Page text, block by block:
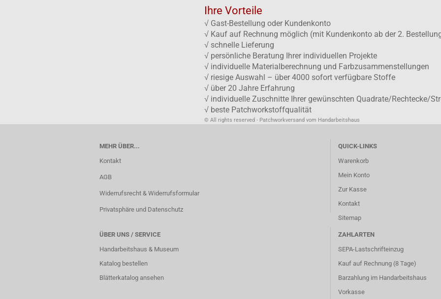
Ihre Vorteile
√ Gast-Bestellung oder Kundenkonto
√ Kauf auf Rechnung möglich (mit Kundenkonto ab der 2.
√ schnelle Lieferung
√ persönliche Beratung Ihrer individuellen Projekte
√ individuelle Materialberechnung und Farbzusammenstellungen
√ riesige Auswahl – über 4000 sofort verfügbare Stoffe
√ über 20 Jahre Erfahrung
√ individuelle Zuschnitte Ihrer gewünschten Quadrate/Rechtecke/
√ beste Patchworkstoffqualität
© All rights reserved - Patchworkversand vom Handarbeitshaus
MEHR ÜBER...
Kontakt
AGB
Widerrufsrecht & Widerrufsformular
Privatsphäre und Datenschutz
QUICK-LINKS
Warenkorb
Mein Konto
Zur Kasse
Kontakt
Sitemap
ÜBER UNS / SERVICE
Handarbeitshaus & Museum
Katalog bestellen
Blätterkatalog ansehen
ZAHLARTEN
SEPA-Lastschrifteinzug
Kauf auf Rechnung (8 Tage)
Barzahlung im Handarbeitshaus
Vorkasse